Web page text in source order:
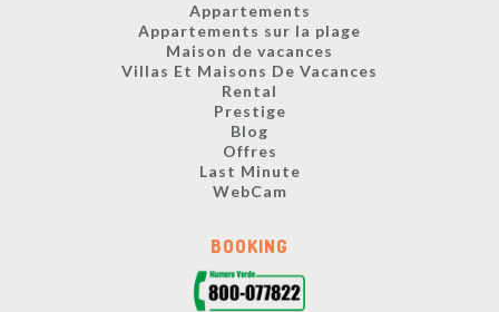
Appartements
Appartements sur la plage
Maison de vacances
Villas Et Maisons De Vacances
Rental
Prestige
Blog
Offres
Last Minute
WebCam
BOOKING